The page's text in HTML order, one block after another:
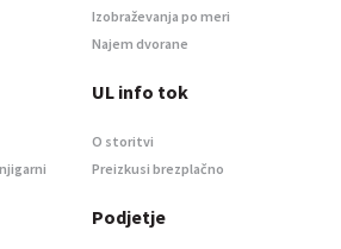
Izobraževanja po meri
Najem dvorane
UL info tok
O storitvi
Preizkusi brezplačno
Podjetje